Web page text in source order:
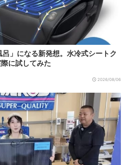
」になる新発想。水冷式シートク
に試してみた
2026/08/06